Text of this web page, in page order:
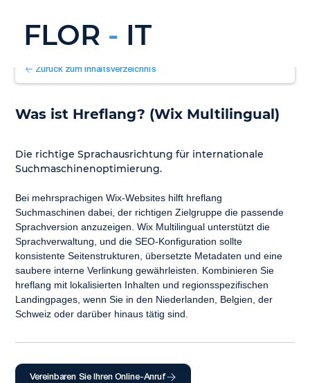
FLOR - IT
Zurück zum Inhaltsverzeichnis
Was ist Hreflang? (Wix Multilingual)
Die richtige Sprachausrichtung für internationale
Suchmaschinenoptimierung.
Bei mehrsprachigen Wix-Websites hilft hreflang
Suchmaschinen dabei, der richtigen Zielgruppe die passende
Sprachversion anzuzeigen. Wix Multilingual unterstützt die
Sprachverwaltung, und die SEO-Konfiguration sollte
konsistente Seitenstrukturen, übersetzte Metadaten und eine
saubere interne Verlinkung gewährleisten. Kombinieren Sie
hreflang mit lokalisierten Inhalten und regionsspezifischen
Landingpages, wenn Sie in den Niederlanden, Belgien, der
Schweiz oder darüber hinaus tätig sind.
Vereinbaren Sie Ihren Online-Anruf